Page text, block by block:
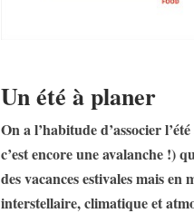
Un été à planer
On a l’habitude d’associer
c’est encore une avalanche !)
des vacances estivales mais
interstellaire, climatique et